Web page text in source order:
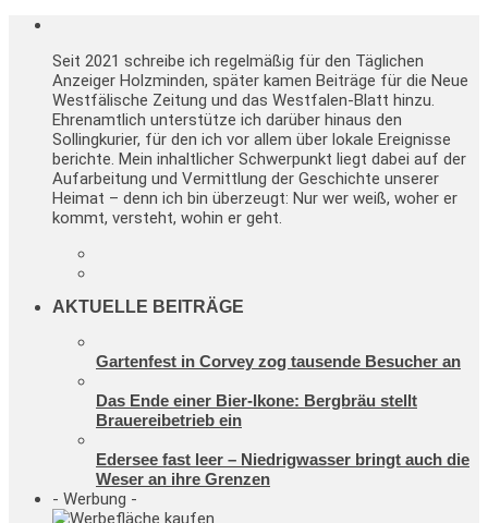
Seit 2021 schreibe ich regelmäßig für den Täglichen
Anzeiger Holzminden, später kamen Beiträge für die Neue
Westfälische Zeitung und das Westfalen-Blatt hinzu.
Ehrenamtlich unterstütze ich darüber hinaus den
Sollingkurier, für den ich vor allem über lokale Ereignisse
berichte. Mein inhaltlicher Schwerpunkt liegt dabei auf der
Aufarbeitung und Vermittlung der Geschichte unserer
Heimat – denn ich bin überzeugt: Nur wer weiß, woher er
kommt, versteht, wohin er geht.
AKTUELLE BEITRÄGE
Gartenfest in Corvey zog tausende Besucher an
Das Ende einer Bier-Ikone: Bergbräu stellt
Brauereibetrieb ein
Edersee fast leer – Niedrigwasser bringt auch die
Weser an ihre Grenzen
- Werbung -